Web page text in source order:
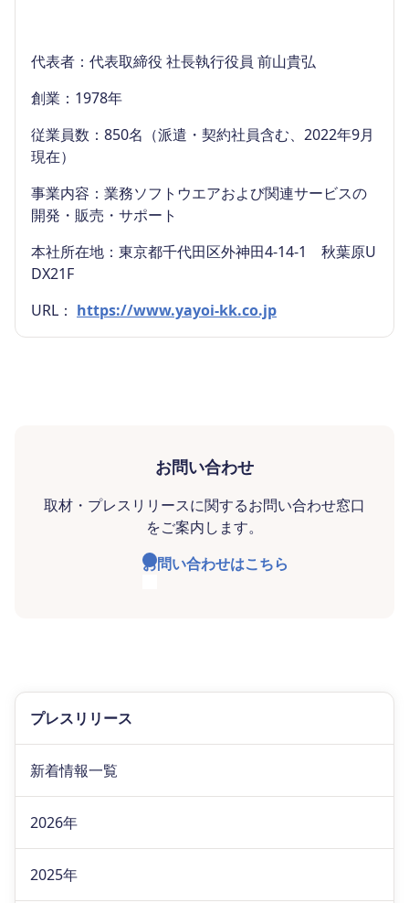
代表者：代表取締役 社長執行役員 前山貴弘
創業：1978年
従業員数：850名（派遣・契約社員含む、2022年9月
現在）
事業内容：業務ソフトウエアおよび関連サービスの
開発・販売・サポート
本社所在地：東京都千代田区外神田4-14-1 秋葉原U
DX21F
URL： https://www.yayoi-kk.co.jp
お問い合わせ
取材・プレスリリースに関するお問い合わせ窓口
をご案内します。
お問い合わせはこちら
プレスリリース
新着情報一覧
2026年
2025年